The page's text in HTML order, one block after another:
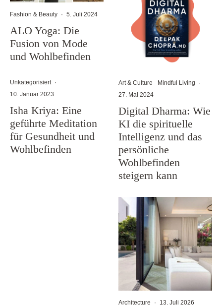
Fashion & Beauty · 5. Juli 2024
ALO Yoga: Die
Fusion von Mode
und Wohlbefinden
Unkategorisiert ·
10. Januar 2023
Isha Kriya: Eine
geführte Meditation
für Gesundheit und
Wohlbefinden
Art & Culture Mindful Living
·
27. Mai 2024
Digital Dharma: Wie
KI die spirituelle
Intelligenz und das
persönliche
Wohlbefinden
steigern kann
Architecture · 13. Juli 2026